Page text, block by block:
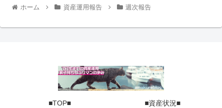
ホーム 資産運用報告 週次報告
■TOP■ ■資産状況■